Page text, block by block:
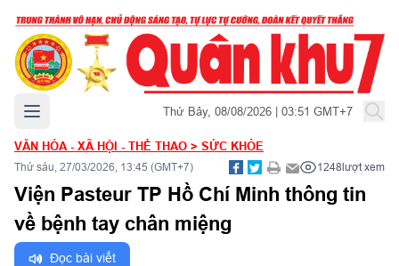
Mở menu chính Thứ Bảy, 08/08/2026 | 03:51 GMT+7
VĂN HÓA - XÃ HỘI - THỂ THAO > SỨC KHỎE
Thứ sáu, 27/03/2026, 13:45 (GMT+7) 1248lượt xem
Viện Pasteur TP Hồ Chí Minh thông tin
về bệnh tay chân miệng
Đọc bài viết